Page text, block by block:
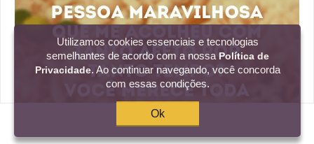
Utilizamos cookies essenciais e tecnologias
semelhantes de acordo com a nossa Política de
Privacidade. Ao continuar navegando, você concorda
com essas condições.
Ok